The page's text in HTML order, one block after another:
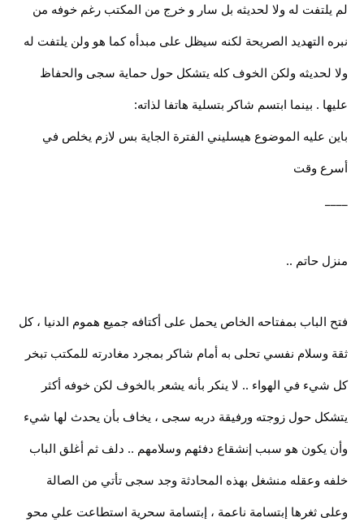
لم يلتفت له ولا لحديثه بل سار و خرج من المكتب رغم خوفه من
نبره التهديد الصريحة لكنه سيظل على مبدأه كما هو ولن يلتفت له
ولا لحديثه ولكن الخوف كله يتشكل حول حماية سجى والحفاظ
عليها . بينما ابتسم شاكر بتسلية هاتفا لذاته:
باين عليه الموضوع هيسليني الفترة الجاية بس لازم يخلص في
أسرع وقت
منزل حاتم ..
فتح الباب بمفتاحه الخاص يحمل على أكتافه جميع هموم الدنيا ، كل
ثقة وسلام نفسي تحلى به أمام شاكر بمجرد مغادرته للمكتب تبخر
كل شيء في الهواء .. لا ينكر بأنه يشعر بالخوف لكن خوفه أكثر
يتشكل حول زوجته ورفيقة دربه سجى ، يخاف بأن يحدث لها شيء
وأن يكون هو سبب إنشقاع دفئهم وسلامهم .. دلف ثم أغلق الباب
خلفه وعقله منشغل بهذه المحادثة وجد سجى تأتي من الصالة
وعلى ثغرها إبتسامة ناعمة ، إبتسامة سحرية استطاعت علي محو